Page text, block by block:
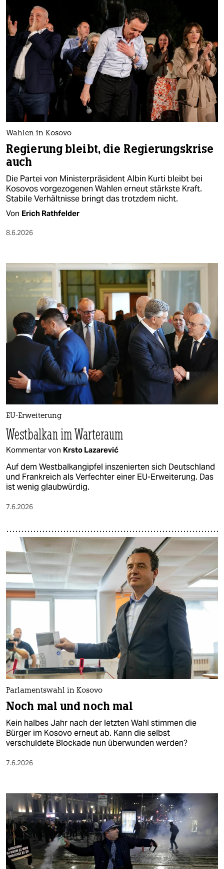
Wahlen in Kosovo
Regierung bleibt, die Regierungskrise
auch
Die Partei von Ministerpräsident Albin Kurti bleibt bei
Kosovos vorgezogenen Wahlen erneut stärkste Kraft.
Stabile Verhältnisse bringt das trotzdem nicht.
Von Erich Rathfelder
8.6.2026
EU-Erweiterung
Westbalkan im Warteraum
Kommentar von Krsto Lazarević
Auf dem Westbalkangipfel inszenierten sich Deutschland
und Frankreich als Verfechter einer EU-Erweiterung. Das
ist wenig glaubwürdig.
7.6.2026
Parlamentswahl in Kosovo
Noch mal und noch mal
Kein halbes Jahr nach der letzten Wahl stimmen die
Bürger im Kosovo erneut ab. Kann die selbst
verschuldete Blockade nun überwunden werden?
7.6.2026